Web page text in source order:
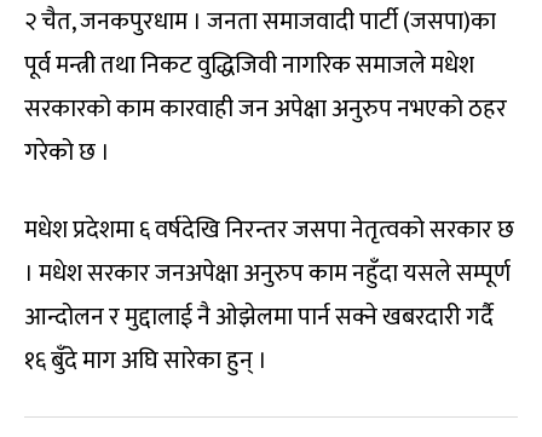
२ चैत, जनकपुरधाम । जनता समाजवादी पार्टी (जसपा)का
पूर्व मन्त्री तथा निकट वुद्धिजिवी नागरिक समाजले मधेश
सरकारको काम कारवाही जन अपेक्षा अनुरुप नभएको ठहर
गरेको छ ।
मधेश प्रदेशमा ६ वर्षदेखि निरन्तर जसपा नेतृत्वको सरकार छ
। मधेश सरकार जनअपेक्षा अनुरुप काम नहुँदा यसले सम्पूर्ण
आन्दोलन र मुद्दालाई नै ओझेलमा पार्न सक्ने खबरदारी गर्दै
१६ बुँदे माग अघि सारेका हुन् ।